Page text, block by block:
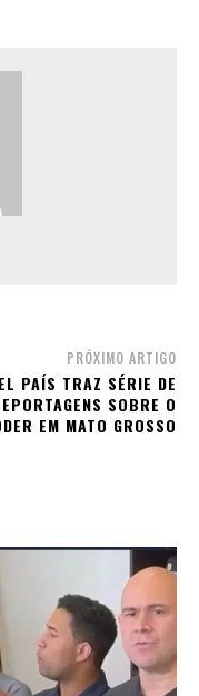
PRÓXIMO ARTIGO
EL PAÍS TRAZ SÉRIE DE
SOBRE O
EM MATO GROSSO